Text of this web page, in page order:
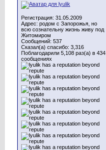
Регистрация: 31.05.2009
Адрес: родом с Запорожья, но
всю сознательну жизнь живу под
Житомиром
Сообщений: 537
Сказал(а) спасибо: 3,316
Поблагодарили 5,108 раз(а) в 434
сообщениях